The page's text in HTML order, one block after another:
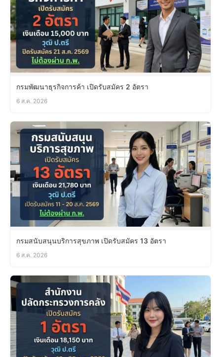
กรมพัฒนาธุรกิจการค้า เปิดรับสมัคร 2 อัตรา
6 ส.ค. 2026
กรมสนับสนุนบริการสุขภาพ เปิดรับสมัคร 13 อัตรา
6 ส.ค. 2026